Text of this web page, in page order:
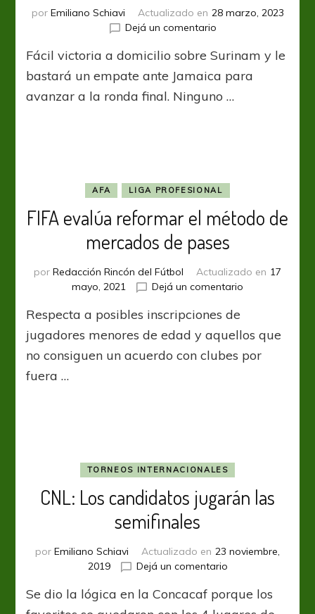
por Emiliano Schiavi Actualizado en 28 marzo, 2023
Dejá un comentarioen
Debut
triunfal
para
el
Fácil victoria a domicilio sobre Surinam y le
bastará un empate ante Jamaica para
avanzar a la ronda final. Ninguno …
AFA LIGA PROFESIONAL
FIFA evalúa reformar el método de
mercados de pases
por Redacción Rincón del Fútbol Actualizado en 17
mayo, 2021
Dejá un comentario
reformar
método
Respecta a posibles inscripciones de
jugadores menores de edad y aquellos que
no consiguen un acuerdo con clubes por
fuera …
TORNEOS INTERNACIONALES
CNL: Los candidatos jugarán las
semifinales
por Emiliano Schiavi Actualizado en 23 noviembre,
2019
Dejá un comentarioen
Los
candidatos
Se dio la lógica en la Concacaf porque los